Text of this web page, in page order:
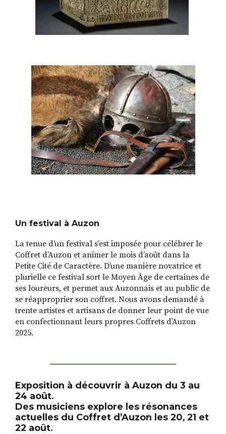
Un festival à Auzon
La tenue dʼun festival sʼest imposée pour célébrer le
Coffret dʼAuzon et animer le mois d’août dans la
Petite Cité de Caractère. Dʼune manière novatrice et
plurielle ce festival sort le Moyen Âge de certaines de
ses loureurs, et permet aux Auzonnais et au public de
se réapproprier son coffret. Nous avons demandé à
trente artistes et artisans de donner leur point de vue
en confectionnant leurs propres Coffrets dʼAuzon
2025.
Exposition à découvrir à Auzon du 3 au
24 août.
Des musiciens explore les résonances
actuelles du Coffret d’Auzon les 20, 21 et
22 août.